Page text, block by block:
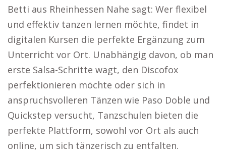
Betti aus Rheinhessen Nahe sagt: Wer flexibel
und effektiv tanzen lernen möchte, findet in
digitalen Kursen die perfekte Ergänzung zum
Unterricht vor Ort. Unabhängig davon, ob man
erste Salsa-Schritte wagt, den Discofox
perfektionieren möchte oder sich in
anspruchsvolleren Tänzen wie Paso Doble und
Quickstep versucht, Tanzschulen bieten die
perfekte Plattform, sowohl vor Ort als auch
online, um sich tänzerisch zu entfalten.